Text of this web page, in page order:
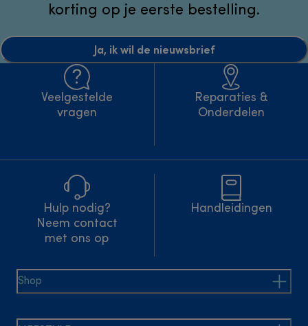
korting op je eerste bestelling.
Ja, ik wil de nieuwsbrief
Veelgestelde
vragen
Reparaties &
Onderdelen
Hulp nodig?
Neem contact
met ons op
Handleidingen
Shop